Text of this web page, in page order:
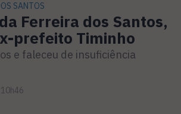
SANTOS
Ferreira dos Santos,
prefeito Timinho
e faleceu de insuficiência